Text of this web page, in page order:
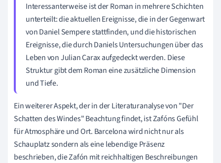
Interessanterweise ist der Roman in mehrere Schichten
unterteilt: die aktuellen Ereignisse, die in der Gegenwart
von Daniel Sempere stattfinden, und die historischen
Ereignisse, die durch Daniels Untersuchungen über das
Leben von Julian Carax aufgedeckt werden. Diese
Struktur gibt dem Roman eine zusätzliche Dimension
und Tiefe.
Ein weiterer Aspekt, der in der Literaturanalyse von "Der
Schatten des Windes" Beachtung findet, ist Zafóns Gefühl
für Atmosphäre und Ort. Barcelona wird nicht nur als
Schauplatz sondern als eine lebendige Präsenz
beschrieben, die Zafón mit reichhaltigen Beschreibungen